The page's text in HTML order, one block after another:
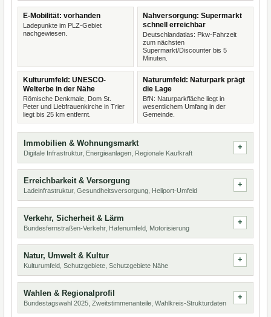
E-Mobilität: vorhanden
Ladepunkte im PLZ-Gebiet
nachgewiesen.
Nahversorgung: Supermarkt
schnell erreichbar
Deutschlandatlas: Pkw-Fahrzeit
zum nächsten
Supermarkt/Discounter bis 5
Minuten.
Kulturumfeld: UNESCO-
Welterbe in der Nähe
Römische Denkmale, Dom St.
Peter und Liebfrauenkirche in Trier
liegt bis 25 km entfernt.
Naturumfeld: Naturpark prägt
die Lage
BfN: Naturparkfläche liegt in
wesentlichem Umfang in der
Gemeinde.
Immobilien & Wohnungsmarkt
Digitale Infrastruktur, Energieanlagen, Regionale Kaufkraft
Erreichbarkeit & Versorgung
Ladeinfrastruktur, Gesundheitsversorgung, Heliport-Umfeld
Verkehr, Sicherheit & Lärm
Bundesfernstraßen-Verkehr, Hafenumfeld, Motorisierung
Natur, Umwelt & Kultur
Kulturumfeld, Schutzgebiete, Schutzgebiete Nähe
Wahlen & Regionalprofil
Bundestagswahl 2025, Zweitstimmenanteile, Wahlkreis-Strukturdaten